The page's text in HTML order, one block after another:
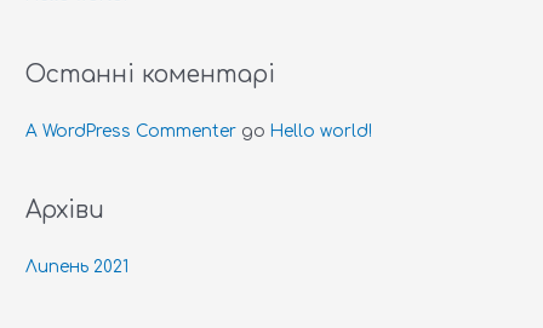
Останні коментарі
A WordPress Commenter до Hello world!
Архіви
Липень 2021